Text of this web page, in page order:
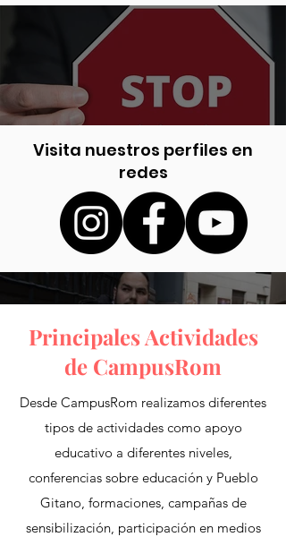
comunitario
El antigitanismo: nuevo delito
de odio específico
José Antonio Jiménez, policía
nacional: "Hay que gitanizar la
universidad, normalizar las
cosas"
Más noticias sobre CampusRom
Visita nuestros perfiles en
redes
Principales Actividades
de CampusRom
Desde CampusRom realizamos diferentes
tipos de actividades como apoyo
educativo a diferentes niveles,
conferencias sobre educación y Pueblo
Gitano, formaciones, campañas de
sensibilización, participación en medios